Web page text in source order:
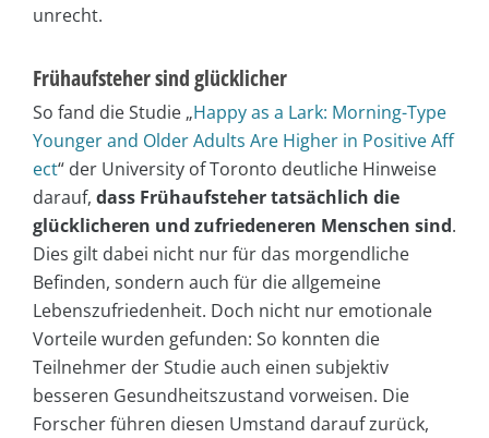
unrecht.
Frühaufsteher sind glücklicher
So fand die Studie „Happy as a Lark: Morning-Type
Younger and Older Adults Are Higher in Positive Aff
ect“ der University of Toronto deutliche Hinweise
darauf, dass Frühaufsteher tatsächlich die
glücklicheren und zufriedeneren Menschen sind.
Dies gilt dabei nicht nur für das morgendliche
Befinden, sondern auch für die allgemeine
Lebenszufriedenheit. Doch nicht nur emotionale
Vorteile wurden gefunden: So konnten die
Teilnehmer der Studie auch einen subjektiv
besseren Gesundheitszustand vorweisen. Die
Forscher führen diesen Umstand darauf zurück,